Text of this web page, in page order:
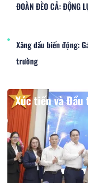
ĐOÀN ĐÈO CẢ: ĐỘNG
Xăng dầu biến động:
trường
Xúc tiến và Đầu